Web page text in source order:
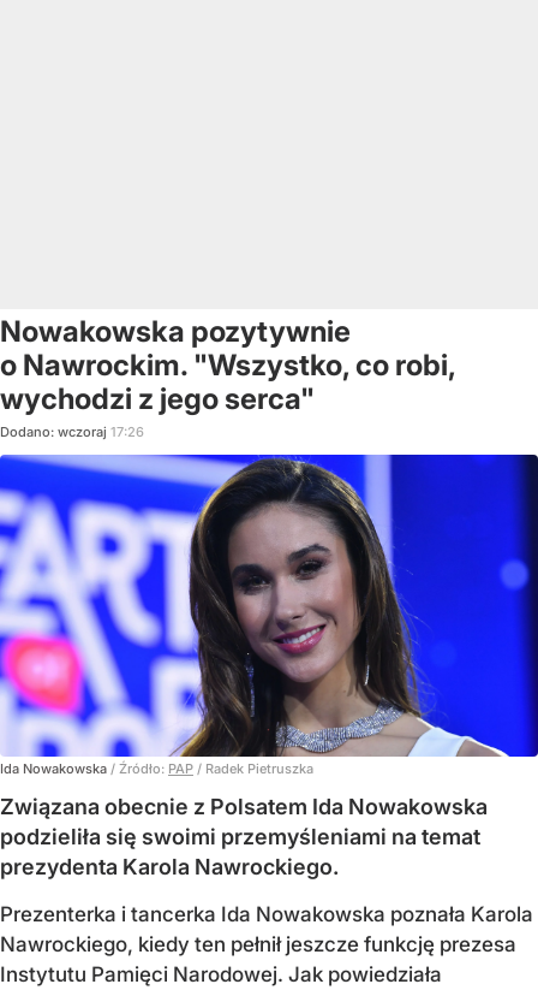
Nowakowska pozytywnie
o Nawrockim. "Wszystko, co robi,
wychodzi z jego serca"
Dodano: wczoraj 17:26
Ida Nowakowska / Źródło: PAP / Radek Pietruszka
Związana obecnie z Polsatem Ida Nowakowska
podzieliła się swoimi przemyśleniami na temat
prezydenta Karola Nawrockiego.
Prezenterka i tancerka Ida Nowakowska poznała Karola
Nawrockiego, kiedy ten pełnił jeszcze funkcję prezesa
Instytutu Pamięci Narodowej. Jak powiedziała